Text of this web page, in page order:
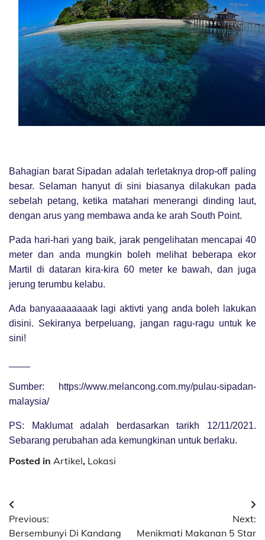
Bahagian barat Sipadan adalah terletaknya drop-off paling
besar. Selaman hanyut di sini biasanya dilakukan pada
sebelah petang, ketika matahari menerangi dinding laut,
dengan arus yang membawa anda ke arah South Point.
Pada hari-hari yang baik, jarak pengelihatan mencapai 40
meter dan anda mungkin boleh melihat beberapa ekor
Martil di dataran kira-kira 60 meter ke bawah, dan juga
jerung terumbu kelabu.
Ada banyaaaaaaaak lagi aktivti yang anda boleh lakukan
disini. Sekiranya berpeluang, jangan ragu-ragu untuk ke
sini!
Sumber: https://www.melancong.com.my/pulau-sipadan-
malaysia/
PS: Maklumat adalah berdasarkan tarikh 12/11/2021.
Sebarang perubahan ada kemungkinan untuk berlaku.
Posted in Artikel, Lokasi
Post
navigation
Previous:
Bersembunyi Di Kandang
Next:
Menikmati Makanan 5 Star